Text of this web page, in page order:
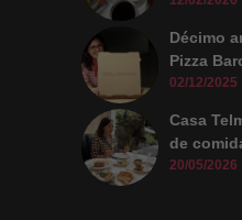
Décimo
Pizza
02/12/2025
Casa
de
20/05/2026